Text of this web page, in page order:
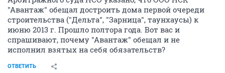
"Авантаж" обещал достроить дома первой очереди
строительства ("Дельта", "Зарница", таунхаусы) к
июню 2013 г. Прошло полтора года. Вот вас и
спрашивают, почему "Авантаж" обещал и не
исполнил взятых на себя обязательств?
ОТВЕТИТЬ